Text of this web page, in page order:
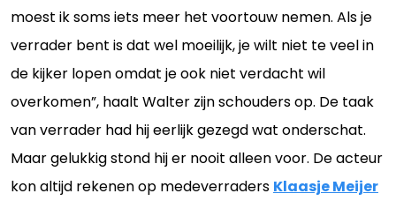
moest ik soms iets meer het voortouw nemen. Als je
verrader bent is dat wel moeilijk, je wilt niet te veel in
de kijker lopen omdat je ook niet verdacht wil
overkomen”, haalt Walter zijn schouders op. De taak
van verrader had hij eerlijk gezegd wat onderschat.
Maar gelukkig stond hij er nooit alleen voor. De acteur
kon altijd rekenen op medeverraders Klaasje Meijer